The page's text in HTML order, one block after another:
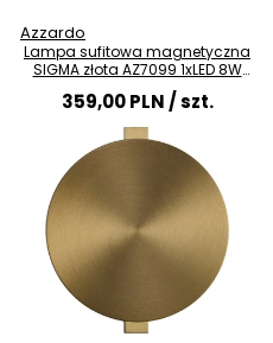
Azzardo
Lampa sufitowa magnetyczna
SIGMA złota AZ7099 1xLED 8W
3000K okrągła
359,00 PLN/ szt.